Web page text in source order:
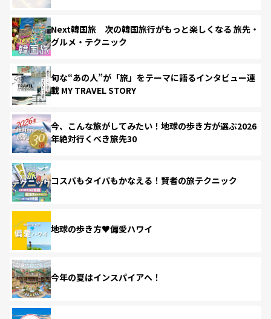
Next韓国旅 次の韓国旅行がもっと楽しくなる 旅先・
グルメ・テクニック
旬な“あの人”が「旅」をテーマに語るインタビュー連
載 MY TRAVEL STORY
今、こんな旅がしてみたい！地球の歩き方が選ぶ2026
年絶対行くべき旅先30
コスパもタイパもかなえる！賢者の旅テクニック
地球の歩き方♥偏愛ハワイ
今年の夏はインスパイアへ！